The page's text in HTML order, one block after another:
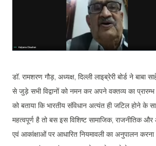
डॉ. रामशरण गौड़, अध्यक्ष, दिल्ली लाइब्रेरी बोर्ड ने बाबा
से जुड़े सभी विद्वानों को नमन कर अपने वक्तव्य का
को बताया कि भारतीय संविधान अत्यंत ही जटिल होने के
महत्वपूर्ण है तो बस इस विशिष्ट सामाजिक, राजनीतिक
एवं आकांक्षाओं पर आधारित नियमावली का अनुपालन